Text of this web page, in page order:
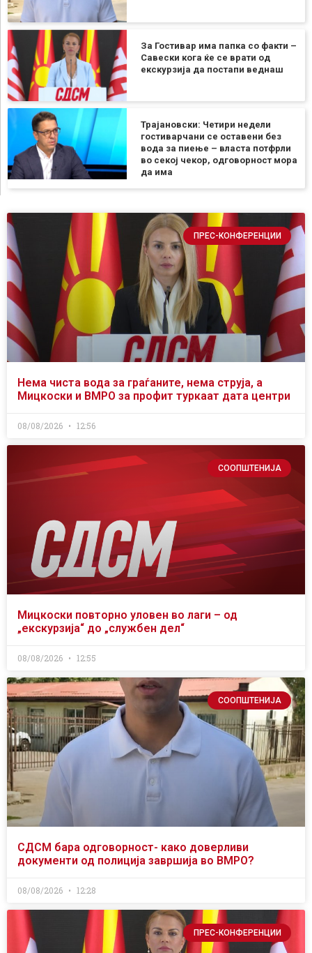
За Гостивар има папка со факти –
Савески кога ќе се врати од
екскурзија да постапи веднаш
Трајановски: Четири недели
гостиварчани се оставени без
вода за пиење – власта потфрли
во секој чекор, одговорност мора
да има
ПРЕС-КОНФЕРЕНЦИИ
Нема чиста вода за граѓаните, нема струја, а
Мицкоски и ВМРО за профит туркаат дата центри
08/08/2026 12:56
СООПШТЕНИЈА
Мицкоски повторно уловен во лаги – од
„екскурзија“ до „службен дел“
08/08/2026 12:55
СООПШТЕНИЈА
СДСМ бара одговорност- како доверливи
документи од полиција завршија во ВМРО?
08/08/2026 12:28
ПРЕС-КОНФЕРЕНЦИИ